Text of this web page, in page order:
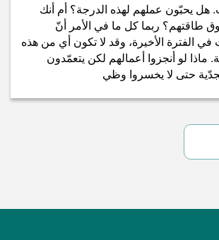
يحبّون عملهم لهذه الدرجة؟ أم أنك
طاقتهم؟ ربما كل ما في الأمر أنّ
في الفترة الأخيرة، وقد لا تكون أي من هذه
ماذا لو أنجزوا أعمالهم لكن يتعمّدون
حتى لا يخسروا وظي